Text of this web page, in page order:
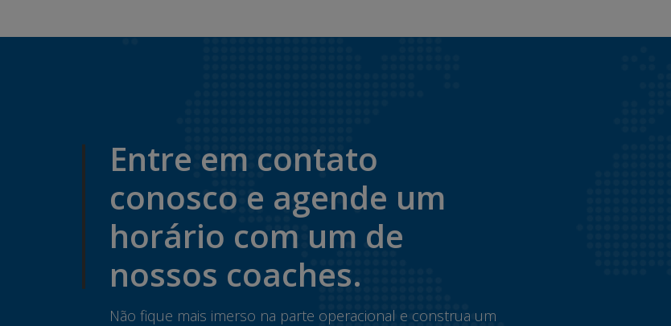
Entre em contato
conosco e agende um
horário com um de
nossos coaches.
Não fique mais imerso na parte operacional e construa um